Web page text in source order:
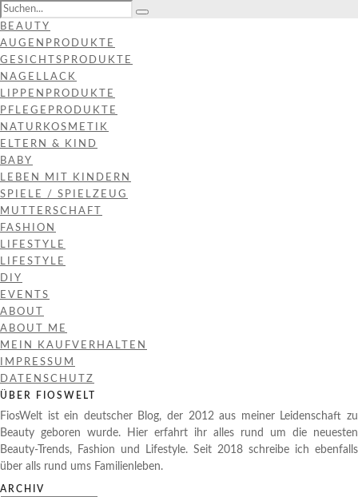
BEAUTY
AUGENPRODUKTE
GESICHTSPRODUKTE
NAGELLACK
LIPPENPRODUKTE
PFLEGEPRODUKTE
NATURKOSMETIK
ELTERN & KIND
BABY
LEBEN MIT KINDERN
SPIELE / SPIELZEUG
MUTTERSCHAFT
FASHION
LIFESTYLE
LIFESTYLE
DIY
EVENTS
ABOUT
ABOUT ME
MEIN KAUFVERHALTEN
IMPRESSUM
DATENSCHUTZ
ÜBER FIOSWELT
FiosWelt ist ein deutscher Blog, der 2012 aus meiner Leidenschaft zu
Beauty geboren wurde. Hier erfahrt ihr alles rund um die neuesten
Beauty-Trends, Fashion und Lifestyle. Seit 2018 schreibe ich ebenfalls
über alls rund ums Familienleben.
ARCHIV